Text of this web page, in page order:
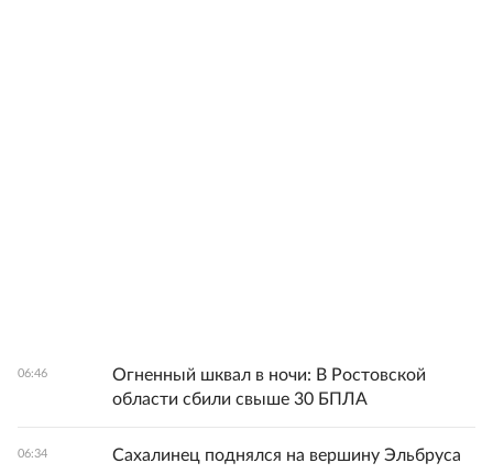
06:46
Огненный шквал в ночи: В Ростовской
области сбили свыше 30 БПЛА
06:34 Сахалинец поднялся на вершину Эльбруса